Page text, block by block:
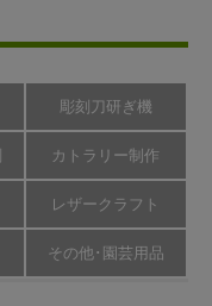
彫刻刀研ぎ機
カトラリー制作
レザークラフト
その他･園芸用品